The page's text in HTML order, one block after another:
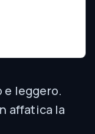
e leggero.
affatica la